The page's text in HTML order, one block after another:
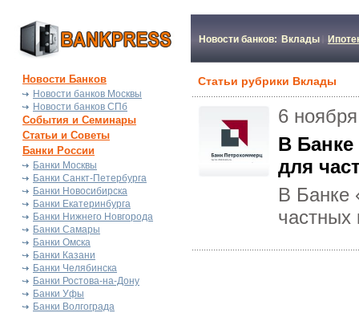
Новости банков: Вклады
Новости Банков
Новости банков Москвы
Новости банков СПб
События и Семинары
Статьи и Советы
Банки России
Банки Москвы
Банки Санкт-Петербурга
Банки Новосибирска
Банки Екатеринбурга
Банки Нижнего Новгорода
Банки Самары
Банки Омска
Банки Казани
Банки Челябинска
Банки Ростова-на-Дону
Банки Уфы
Банки Волгограда
Статьи рубрики Вклады
6
В Банке
для
В Банке
частных